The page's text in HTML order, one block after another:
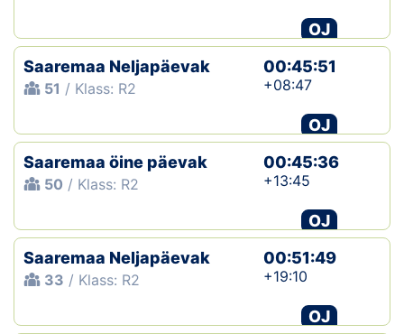
OJ
Saaremaa Neljapäevak
51 / Klass: R2
00:45:51
+08:47
OJ
Saaremaa öine päevak
50 / Klass: R2
00:45:36
+13:45
OJ
Saaremaa Neljapäevak
33 / Klass: R2
00:51:49
+19:10
OJ